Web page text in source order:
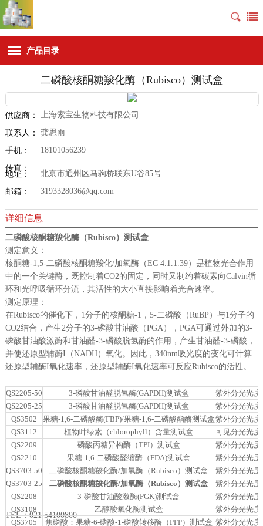
产品目录
二磷酸核酮糖羧化酶（Rubisco）测试盒
供应商： 上海索宝生物科技有限公司
联系人： 龚思雨
手机： 18101056239
传真：
地址： 北京市通州区马驹桥联东U谷85号
邮箱： 3193328036@qq.com
详细信息
二磷酸核酮糖羧化酶（Rubisco）测试盒
测定意义：
核酮糖-1,5-二磷酸核酮糖羧化/加氧酶（EC 4.1.1.39）是植物光合作用
中的一个关键酶，既控制着CO2的固定，同时又制约着碳素向Calvin循
环和光呼吸循环分流，其活性的大小直接影响着光合速率。
测定原理：
在Rubisco的催化下，1分子的核酮糖-1，5-二磷酸（RuBP）与1分子的
CO2结合，产生2分子的3-磷酸甘油酸（PGA），PGA可通过外加的3-
磷酸甘油酸激酶和甘油醛-3-磷酸脱氢酶的作用，产生甘油醛-3-磷酸，
并使还原型辅酶I（NADH）氧化。因此，340nm吸光度的变化可计算
还原型辅酶I氧化速率，还原型辅酶I氧化速率可反应Rubisco的活性。
QS2205-50 3-磷酸甘油醛脱氢酶(GAPDH)测试盒
紫外分光光度
QS2205-25
3-磷酸甘油醛脱氢酶(GAPDH)测试盒
紫外分光光度
QS3502
果糖-1,6-二磷酸酶(FBP)/果糖-1,6-二磷酸酯酶测试盒紫外分光光度
QS3112
植物叶绿素（chlorophyll）含量测试盒
可见分光光度
QS2209
磷酸丙糖异构酶（TPI）测试盒
紫外分光光度
QS2210
果糖-1,6-二磷酸醛缩酶（FDA)测试盒
紫外分光光度
QS3703-50
二磷酸核酮糖羧化酶/加氧酶（Rubisco）测试盒
紫外分光光度
QS3703-25
二磷酸核酮糖羧化酶/加氧酶（Rubisco）测试盒
紫外分光光度
QS2208
3-磷酸甘油酸激酶(PGK)测试盒
紫外分光光度
QS3108
乙醇酸氧化酶测试盒
紫外分光光度
QS3705
焦磷酸：果糖-6-磷酸-1-磷酸转移酶（PFP）测试盒 紫外分光光度
TEL：021 54100800